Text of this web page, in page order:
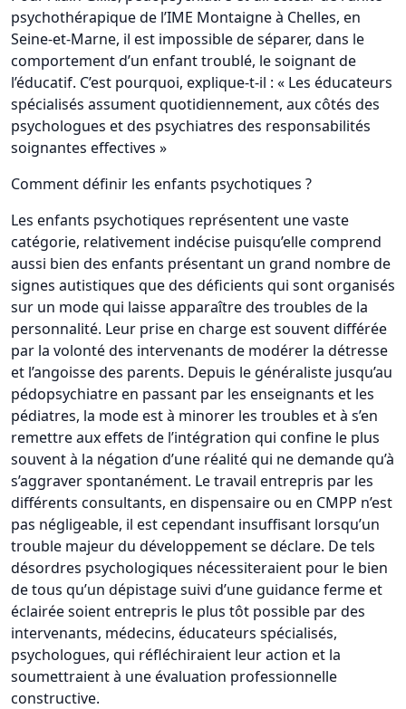
psychothérapique de l’IME Montaigne à Chelles, en
Seine-et-Marne, il est impossible de séparer, dans le
comportement d’un enfant troublé, le soignant de
l’éducatif. C’est pourquoi, explique-t-il : « Les éducateurs
spécialisés assument quotidiennement, aux côtés des
psychologues et des psychiatres des responsabilités
soignantes effectives »
Comment définir les enfants psychotiques ?
Les enfants psychotiques représentent une vaste
catégorie, relativement indécise puisqu’elle comprend
aussi bien des enfants présentant un grand nombre de
signes autistiques que des déficients qui sont organisés
sur un mode qui laisse apparaître des troubles de la
personnalité. Leur prise en charge est souvent différée
par la volonté des intervenants de modérer la détresse
et l’angoisse des parents. Depuis le généraliste jusqu’au
pédopsychiatre en passant par les enseignants et les
pédiatres, la mode est à minorer les troubles et à s’en
remettre aux effets de l’intégration qui confine le plus
souvent à la négation d’une réalité qui ne demande qu’à
s’aggraver spontanément. Le travail entrepris par les
différents consultants, en dispensaire ou en CMPP n’est
pas négligeable, il est cependant insuffisant lorsqu’un
trouble majeur du développement se déclare. De tels
désordres psychologiques nécessiteraient pour le bien
de tous qu’un dépistage suivi d’une guidance ferme et
éclairée soient entrepris le plus tôt possible par des
intervenants, médecins, éducateurs spécialisés,
psychologues, qui réfléchiraient leur action et la
soumettraient à une évaluation professionnelle
constructive.